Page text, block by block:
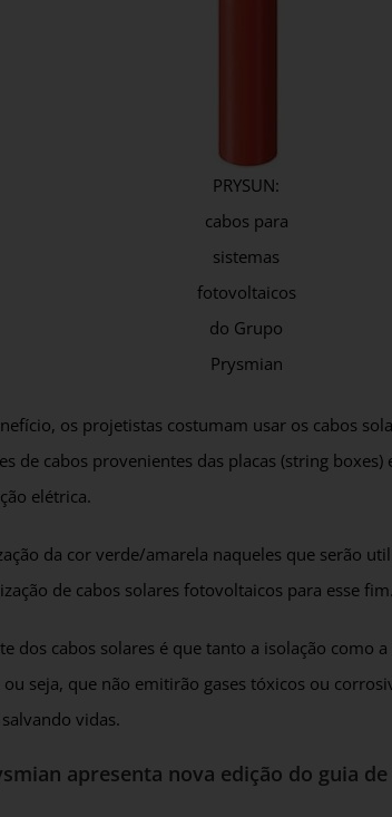
PRYSUN:
cabos para
sistemas
fotovoltaicos
do Grupo
Prysmian
os projetistas costumam usar os cabos
de cabos provenientes das placas (string
elétrica.
da cor verde/amarela naqueles que serão
de cabos solares fotovoltaicos para esse fim.
dos cabos solares é que tanto a isolação como
seja, que não emitirão gases tóxicos ou
vidas.
apresenta nova edição do guia